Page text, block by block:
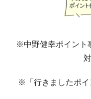
※中野健幸ポイント
※「行きましたポイ